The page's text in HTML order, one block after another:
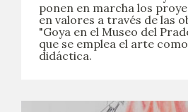
ponen en marcha los
en valores a través de las
"Goya en el Museo del
que se emplea el arte
didáctica.